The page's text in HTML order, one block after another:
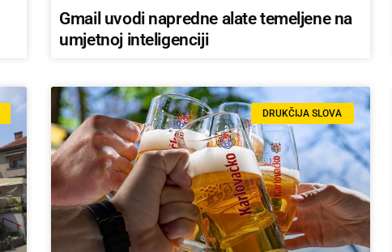
Gmail uvodi napredne alate temeljene na
umjetnoj inteligenciji
DRUKČIJA SLOVA